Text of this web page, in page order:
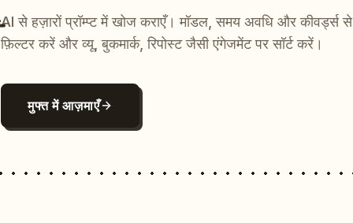
AI से हज़ारों प्रॉम्प्ट में खोज कराएँ। मॉडल, समय अवधि और कीवर्ड्स से
फ़िल्टर करें और व्यू, बुकमार्क, रिपोस्ट जैसी एंगेजमेंट पर सॉर्ट करें।
मुफ्त में आज़माएँ